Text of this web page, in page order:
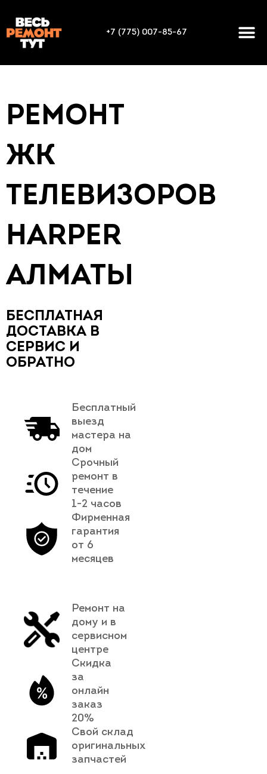
+7 (775) 007-85-67
РЕМОНТ
ЖК
ТЕЛЕВИЗОРОВ
HARPER
АЛМАТЫ
БЕСПЛАТНАЯ
ДОСТАВКА В
СЕРВИС И
ОБРАТНО
Бесплатный
выезд
мастера на
дом
Срочный
ремонт в
течение
1-2 часов
Фирменная
гарантия
от 6
месяцев
Ремонт на
дому и в
сервисном
центре
Скидка
за
онлайн
заказ
20%
Свой склад
оригинальных
запчастей